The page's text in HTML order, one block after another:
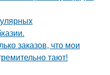
заказов, что мои
тают!